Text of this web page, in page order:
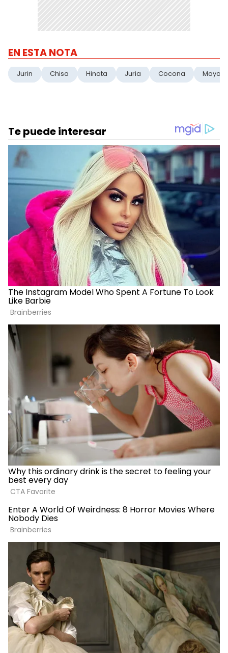
EN ESTA NOTA
Jurin Chisa Hinata Juria Cocona Maya